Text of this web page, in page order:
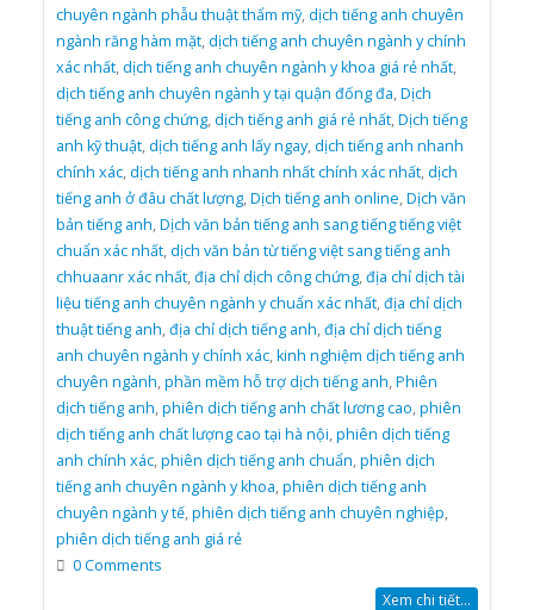
chuyên ngành phẫu thuật thẩm mỹ,dịch tiếng anh chuyên
ngành răng hàm mặt,dịch tiếng anh chuyên ngành y chính
xác nhất,dịch tiếng anh chuyên ngành y khoa giá rẻ nhất,
dịch tiếng anh chuyên ngành y tại quận đống đa,Dịch
tiếng anh công chứng,dịch tiếng anh giá rẻ nhất,Dịch tiếng
anh kỹ thuật,dịch tiếng anh lấy ngay,dịch tiếng anh nhanh
chính xác,dịch tiếng anh nhanh nhất chính xác nhất,dịch
tiếng anh ở đâu chất lượng,Dịch tiếng anh online,Dịch văn
bản tiếng anh,Dịch văn bản tiếng anh sang tiếng tiếng việt
chuẩn xác nhất,dịch văn bản từ tiếng việt sang tiếng anh
chhuaanr xác nhất,địa chỉ dịch công chứng,địa chỉ dịch tài
liệu tiếng anh chuyên ngành y chuẩn xác nhất,địa chỉ dịch
thuật tiếng anh,địa chỉ dịch tiếng anh,địa chỉ dịch tiếng
anh chuyên ngành y chính xác,kinh nghiệm dịch tiếng anh
chuyên ngành,phần mềm hỗ trợ dịch tiếng anh,Phiên
dịch tiếng anh,phiên dịch tiếng anh chất lương cao,phiên
dịch tiếng anh chất lượng cao tại hà nội,phiên dịch tiếng
anh chính xác,phiên dịch tiếng anh chuẩn,phiên dịch
tiếng anh chuyên ngành y khoa,phiên dịch tiếng anh
chuyên ngành y tế,phiên dịch tiếng anh chuyên nghiệp,
phiên dịch tiếng anh giá rẻ
0 Comments
Xem chi tiết...